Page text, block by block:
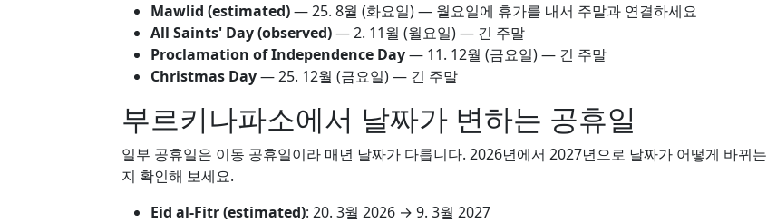
Mawlid (estimated)—25. 8월 (화요일) — 월요일에 휴가를 내서 주말과 연결하세요
All Saints' Day (observed)—2. 11월 (월요일) — 긴 주말
Proclamation of Independence Day— 11. 12월 (금요일) — 긴 주말
Christmas Day—25. 12월 (금요일) — 긴 주말
부르키나파소에서 날짜가 변하는 공휴일
일부 공휴일은 이동 공휴일이라 매년 날짜가 다릅니다. 2026년에서 2027년으로 날짜가 어떻게 바뀌는
지 확인해 보세요.
Eid al-Fitr (estimated): 20. 3월 2026 → 9. 3월 2027